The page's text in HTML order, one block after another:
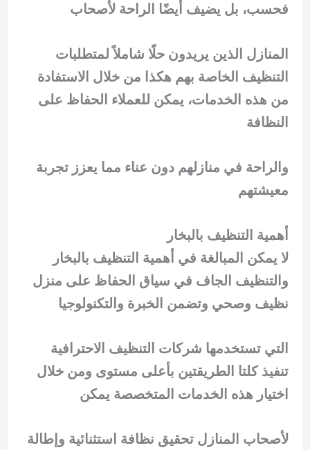
فحسب، بل يضيف أيضًا الراحة لأصحاب
المنازل الذين يريدون حلًا شاملاً لمتطلبات
التنظيف الخاصة بهم هكذا من خلال الاستفادة
من هذه الخدمات، يمكن للعملاء الحفاظ على
النظافة
والراحة في منازلهم دون عناء مما يعزز تجربة
معيشتهم
أهمية التنظيف بالبخار
لا يمكن المبالغة في أهمية التنظيف بالبخار
والتنظيف الجاف في سياق الحفاظ على منزل
نظيف وصحي وتضمن الخبرة والتكنولوجيا
التي تستخدمها شركات التنظيف الاحترافية
تنفيذ كلتا الطريقتين بأعلى مستوى ومن خلال
اختيار هذه الخدمات المتخصصة يمكن
لأصحاب المنازل تحقيق نظافة استثنائية وإطالة